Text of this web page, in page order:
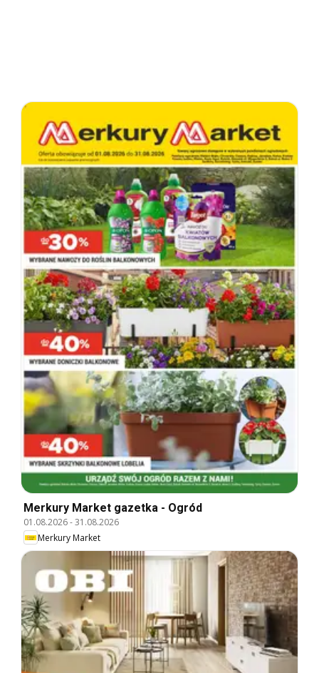
Merkury Market gazetka - Ogród
01.08.2026-31.08.2026
Merkury Market